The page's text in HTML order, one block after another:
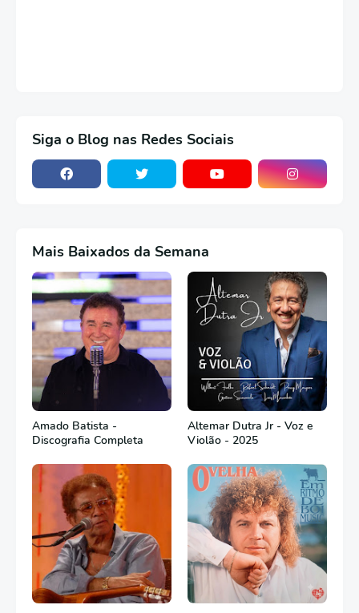
Siga o Blog nas Redes Sociais
Mais Baixados da Semana
Amado Batista -
Discografia Completa
Altemar Dutra Jr - Voz e
Violão - 2025